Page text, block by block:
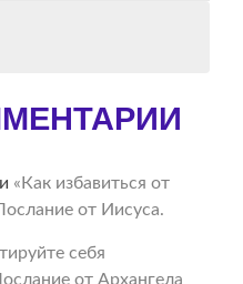
«Как избавиться от
от Иисуса.
себя
от Архангела